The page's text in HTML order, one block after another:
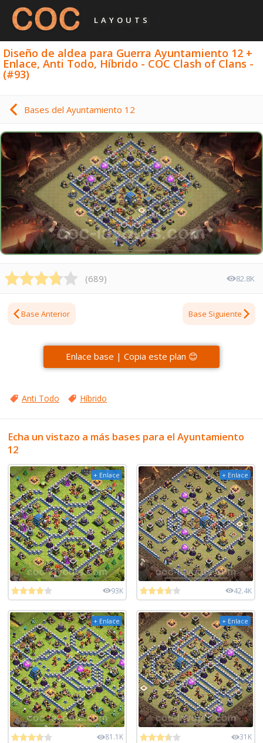
LAYOUTS
Diseño de aldea para Guerra Ayuntamiento 12 +
Enlace, Anti Todo, Híbrido - COC Clash of Clans -
(#93)
Bases del Ayuntamiento 12
(689) 82.8K
Base Anterior Base Siguiente
Enlace base | Copia este plan 😊
Anti Todo Híbrido
Echa un vistazo a más bases para el Ayuntamiento
12
+ Enlace
93K
+ Enlace
42.4K
+ Enlace
81.1K
+ Enlace
31K